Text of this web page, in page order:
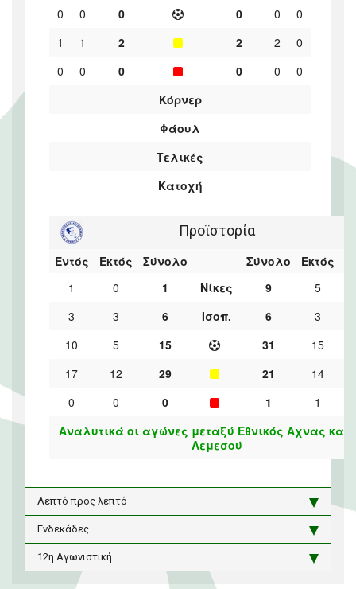
0 0 0 0 0
0
1
1 2 2 2
0
0
0 0 0 0
0
Κόρνερ
Φάουλ
Τελικές
Κατοχή
Προϊστορία
Εντός Εκτός Σύνολο Σύνολο Εκτός
1
0 1 Νίκες 9
5
3
3 6 Ισοπ. 6
3
10
5 15 31 15
17
12 29 21
14
0
0 0 1
1
Αναλυτικά οι αγώνες μεταξύ Εθνικός Αχνας και
Λεμεσού
Λεπτό προς λεπτό
Ενδεκάδες
12η Αγωνιστική